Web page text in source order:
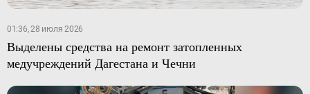
01:36, 28 июля 2026
Выделены средства на ремонт затопленных
медучреждений Дагестана и Чечни